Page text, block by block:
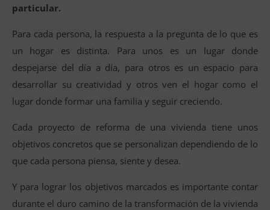
particular.
Para cada persona, la respuesta a la pregunta de lo que es
un hogar es distinta. Para unos es un lugar donde
despejarse del día a día, para otros es un espacio para
desarrollar su creatividad y otros ven el hogar como el
lugar donde formar una familia y seguir creciendo.
Cada proyecto de reforma de una vivienda tiene unos
objetivos concretos que se personalizan dependiendo de lo
que cada persona piensa, siente y desea.
Y para lograr los objetivos marcados es importante contar
durante el duro camino de la transformación de la vivienda